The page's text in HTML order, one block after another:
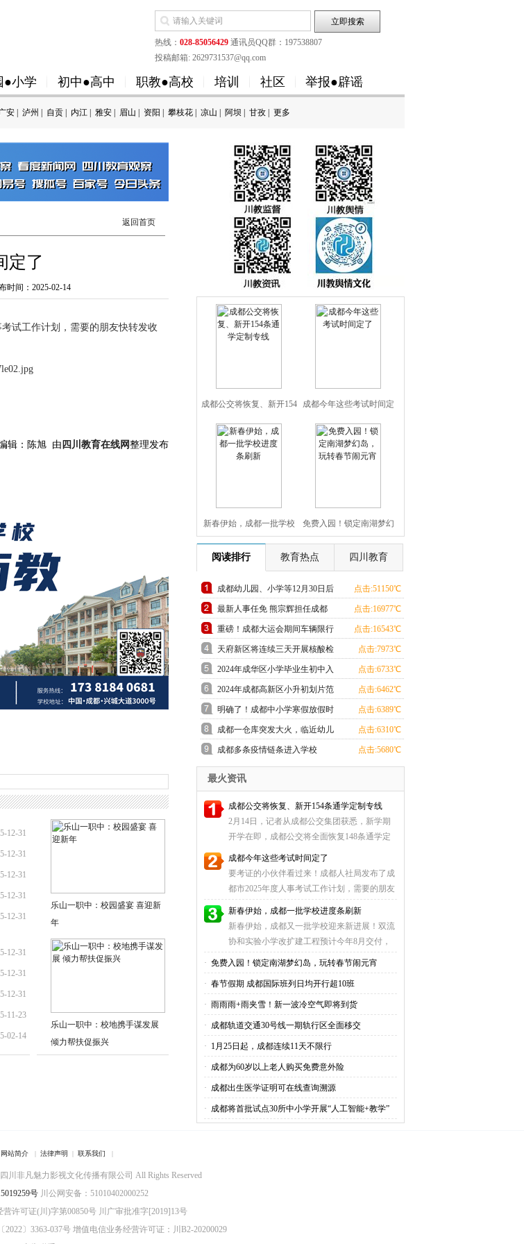
热线： 028-85056429 通讯员QQ群：197538807
投稿邮箱: 2629731537@qq.com
●小学 初中●高中 职教●高校 培训 社区 举报●辟谣
安 泸州 自贡 内江 雅安 眉山 资阳 攀枝花 凉山 阿坝 甘孜 更多
返回首页
定了
间：2025-02-14
试工作计划，需要的朋友快转发收
辑：陈旭 由 四川教育在线网整理发布
12-31
12-31
12-31
12-31
12-31
12-31
12-31
12-31
11-23
02-14
乐山一职中：校园盛宴 喜迎新
年
乐山一职中：校地携手谋发展
倾力帮扶促振兴
成都公交将恢复、新开154
条通学定制专线
成都今年这些考试时间定
了
新春伊始，成都一批学校
进度条刷新
免费入园！锁定南湖梦幻
岛，玩转春节闹元宵
阅读排行 教育热点 四川教育
成都幼儿园、小学等12月30日后
放假
点击:51150℃
最新人事任免 熊宗辉担任成都
市教育局局长
点击:16977℃
重磅！成都大运会期间车辆限行
范围扩大至包含绕城高速、新增
周末限行
点击:16543℃
天府新区将连续三天开展核酸检
测
点击:7973℃
2024年成华区小学毕业生初中入
学划片范围
点击:6733℃
2024年成都高新区小升初划片范
围公布
点击:6462℃
明确了！成都中小学寒假放假时
间！
点击:6389℃
成都一仓库突发大火，临近幼儿
园
点击:6310℃
成都多条疫情链条进入学校 点击:5680℃
最火资讯
成都公交将恢复、新开154条通学定制专线
2月14日，记者从成都公交集团获悉，新学期
开学在即，成都公交将全面恢复148条通学定
制专线、21条 ...
成都今年这些考试时间定了
要考证的小伙伴看过来！成都人社局发布了成
都市2025年度人事考试工作计划，需要的朋友
新春伊始，成都一批学校进度条刷新
新春伊始，成都又一批学校迎来新进展！双流
协和实验小学改扩建工程预计今年8月交付，
崇州市仁里小 ...
· 免费入园！锁定南湖梦幻岛，玩转春节闹元宵
· 春节假期 成都国际班列日均开行超10班
· 雨雨雨+雨夹雪！新一波冷空气即将到货
· 成都轨道交通30号线一期轨行区全面移交
· 1月25日起，成都连续11天不限行
· 成都为60岁以上老人购买免费意外险
· 成都出生医学证明可在线查询溯源
· 成都将首批试点30所中小学开展“人工智能+教学”
网站简介| 法律声明 | 联系我们 |
川非凡魅力影视文化传播有限公司 All Rights Reserved
号 川公网安备：51010402000252
许可证(川)字第00850号 川广审批准字[2019]13号
〕3363-037号 增值电信业务经营许可证：川B2-20200029